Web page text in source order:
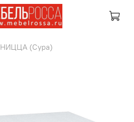
НИЦЦА (Сура)